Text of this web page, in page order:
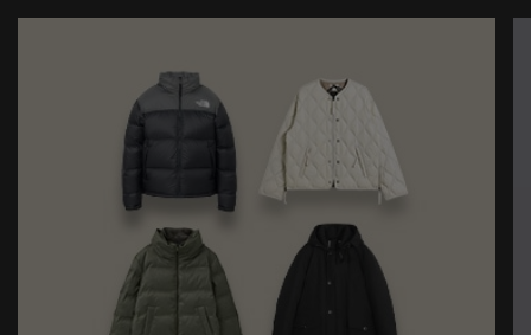
と画像のカラーの見え方が異なる場合がございます。
※サイズは弊社規定の採寸によって記載しておりますが、若干の
個体差が生じる場合がございます。